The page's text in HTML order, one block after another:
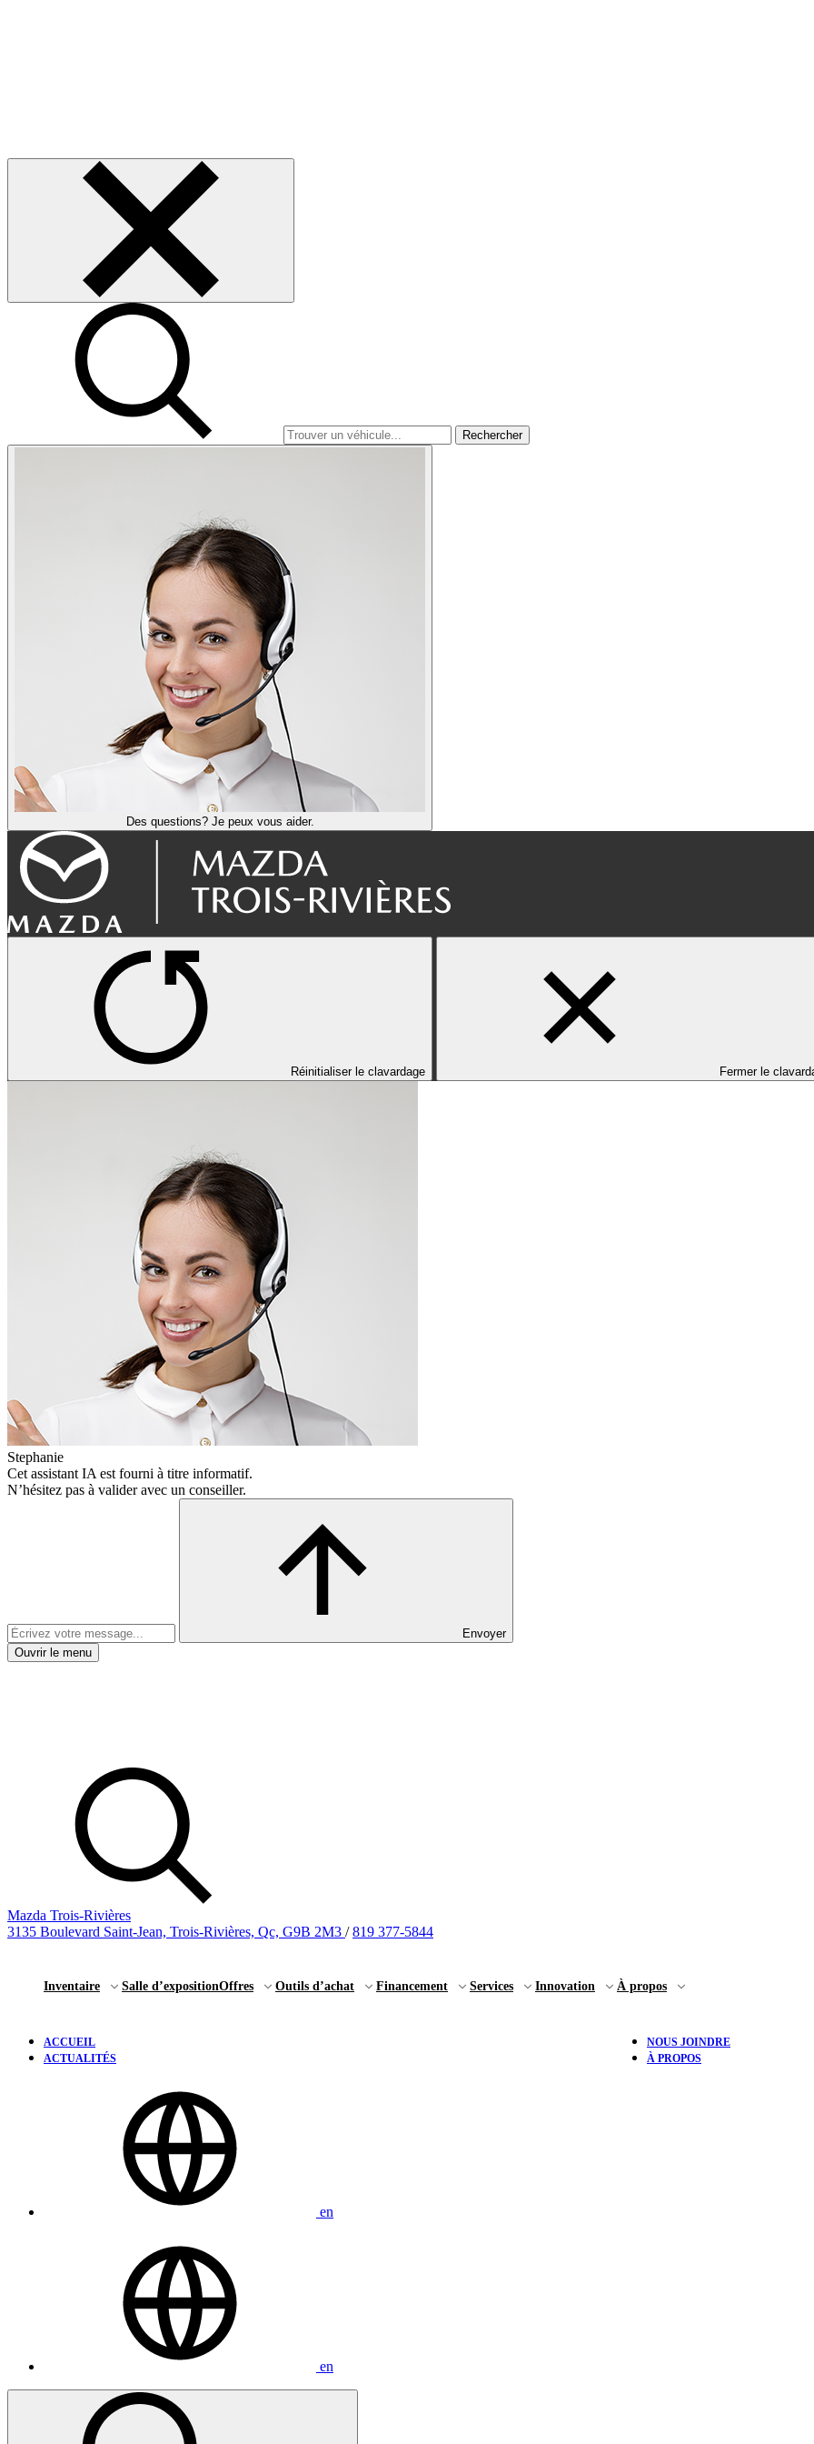
Rechercher
Des questions? Je peux vous aider.
Réinitialiser le clavardage Fermer le
Stephanie
Cet assistant IA est fourni à titre informatif.
N’hésitez pas à valider avec un conseiller.
Envoyer
Ouvrir le menu
Mazda Trois-Rivières
3135 Boulevard Saint-Jean, Trois-Rivières, Qc, G9B 2M3 / 819 377-5844
Inventaire Salle d’expositionOffres Outils d’achat Financement Services Innovation À propos
ACCUEIL
NOUS JOINDRE
ACTUALITÉS
À PROPOS
en
en